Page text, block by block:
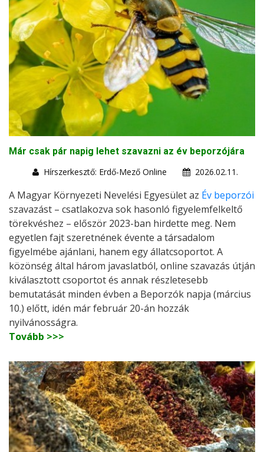
Már csak pár napig lehet szavazni az év beporzójára
Hírszerkesztő: Erdő-Mező Online
2026.02.11.
A Magyar Környezeti Nevelési Egyesület az Év beporzói
szavazást – csatlakozva sok hasonló figyelemfelkeltő
törekvéshez – először 2023-ban hirdette meg. Nem
egyetlen fajt szeretnének évente a társadalom
figyelmébe ajánlani, hanem egy állatcsoportot. A
közönség által három javaslatból, online szavazás útján
kiválasztott csoportot és annak részletesebb
bemutatását minden évben a Beporzók napja (március
10.) előtt, idén már február 20-án hozzák
nyilvánosságra.
Tovább >>>